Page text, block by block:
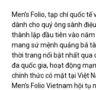
Men’s Folio, tạp chí quốc
dành cho quý ông sành
thành lập đầu tiên vào năm
mang sứ mệnh quảng bá
thời trang nổi bật nhất qua
đa quốc gia, hoạt động
chính thức có mặt tại Việt
Men’s Folio Vietnam hội tụ